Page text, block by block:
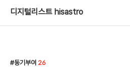
디지털리스트 hisastro
동기부여 26